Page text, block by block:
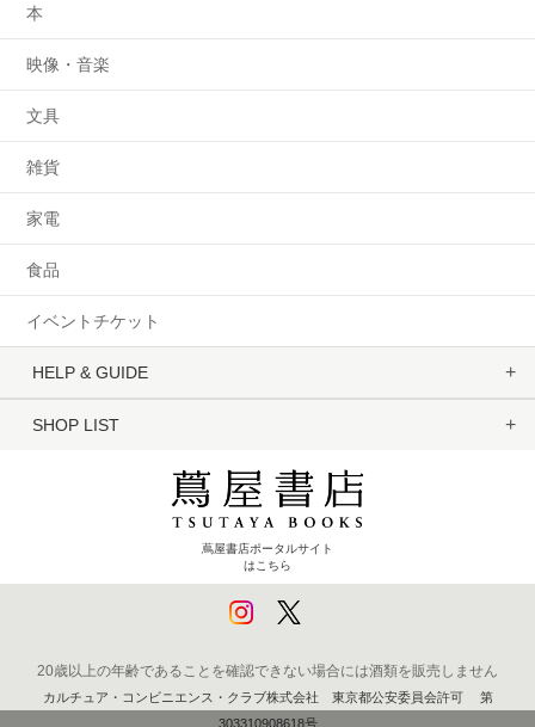
本
映像・音楽
文具
雑貨
家電
食品
イベントチケット
HELP & GUIDE
SHOP LIST
蔦屋書店ポータルサイト
はこちら
20歳以上の年齢であることを確認できない場合には酒類を販売しません
カルチュア・コンビニエンス・クラブ株式会社 東京都公安委員会許可 第
303310908618号